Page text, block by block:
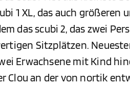
1 XL, das auch größeren
das scubi 2, das zwei
Sitzplätzen.
Erwachsene mit Kind
Clou an der von nortik